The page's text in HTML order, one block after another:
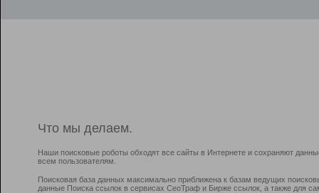
Что мы делаем.
Наши поисковые роботы обходят все сайты в Интернете и сохраняют
всем пользователям.
Поисковая база данных максимально приближена к базам ведущих
данные Поиска ссылок в сервисах СеоТраф и Бирже ссылок, а также для